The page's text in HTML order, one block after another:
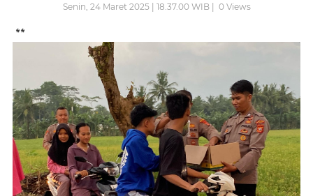
Senin, 24 Maret 2025 | 18.37.00 WIB | 0Views
**